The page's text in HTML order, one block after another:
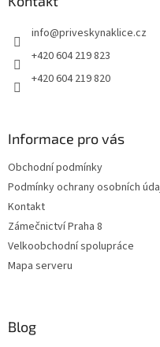
info@priveskynaklice.cz
+420 604 219 823
+420 604 219 820
Informace pro vás
Obchodní podmínky
Podmínky ochrany osobních
Kontakt
Zámečnictví Praha 8
Velkoobchodní spolupráce
Mapa serveru
Blog